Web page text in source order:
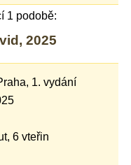
1 podobě:
2025
1. vydání
6 vteřin